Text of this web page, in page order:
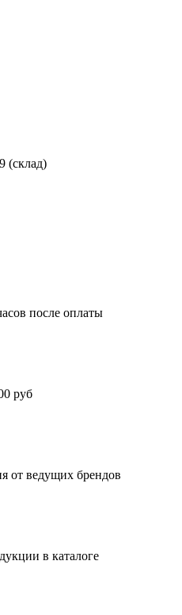
(склад)
после оплаты
руб
от ведущих брендов
в каталоге